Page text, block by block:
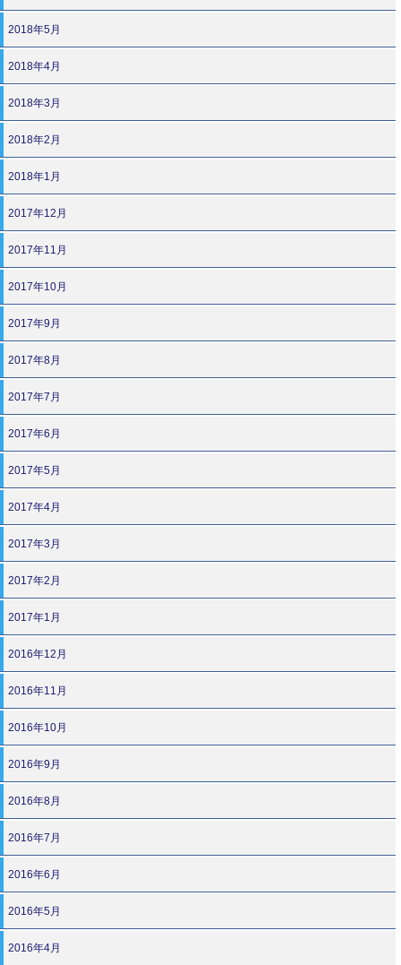
2018年5月
2018年4月
2018年3月
2018年2月
2018年1月
2017年12月
2017年11月
2017年10月
2017年9月
2017年8月
2017年7月
2017年6月
2017年5月
2017年4月
2017年3月
2017年2月
2017年1月
2016年12月
2016年11月
2016年10月
2016年9月
2016年8月
2016年7月
2016年6月
2016年5月
2016年4月